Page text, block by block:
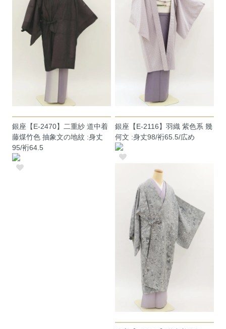
銀座【E-2470】二重紗 道中着
藤煤竹色 抽象文の地紋 :身丈
95/裄64.5
銀座【E-2116】羽織 紫色系 幾
何文 :身丈98/裄65.5/広め